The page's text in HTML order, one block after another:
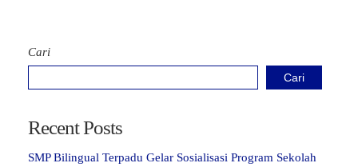
Cari
Cari
Recent Posts
SMP Bilingual Terpadu Gelar Sosialisasi Program Sekolah